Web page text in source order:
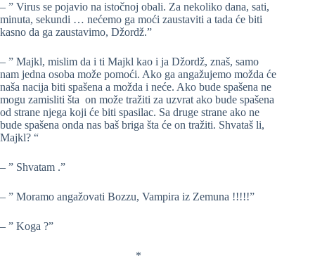
– ” Virus se pojavio na istočnoj obali. Za nekoliko dana, sati,
minuta, sekundi … nećemo ga moći zaustaviti a tada će biti
kasno da ga zaustavimo, Džordž.”
– ” Majkl, mislim da i ti Majkl kao i ja Džordž, znaš, samo
nam jedna osoba može pomoći. Ako ga angažujemo možda će
naša nacija biti spašena a možda i neće. Ako bude spašena ne
mogu zamisliti šta on može tražiti za uzvrat ako bude spašena
od strane njega koji će biti spasilac. Sa druge strane ako ne
bude spašena onda nas baš briga šta će on tražiti. Shvataš li,
Majkl? “
– ” Shvatam .”
– ” Moramo angažovati Bozzu, Vampira iz Zemuna !!!!!”
– ” Koga ?”
*